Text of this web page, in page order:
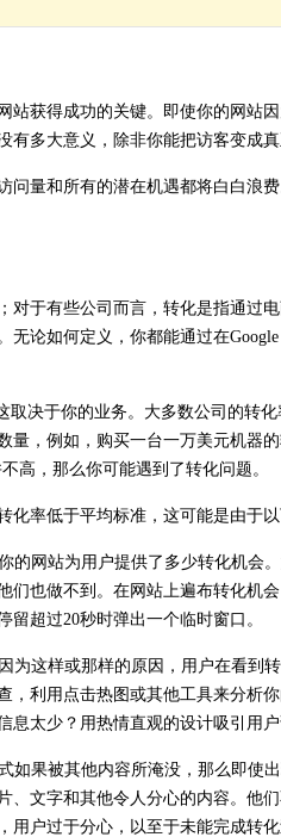
站获得成功的关键。即使你的网站
有多大意义，除非你能把访客变成
问量和所有的潜在机遇都将白白浪
对于有些公司而言，转化是指通过
无论如何定义，你都能通过在
取决于你的业务。大多数公司的转
量，例如，购买一台一万美元机器
高，那么你可能遇到了转化问题。
化率低于平均标准，这可能是由于
的网站为用户提供了多少转化机会
们也做不到。在网站上遍布转化机
超过20秒时弹出一个临时窗口。
为这样或那样的原因，用户在看到
，利用点击热图或其他工具来分析
息太少？用热情直观的设计吸引用
如果被其他内容所淹没，那么即使
、文字和其他令人分心的内容。他
用户过于分心，以至于未能完成转